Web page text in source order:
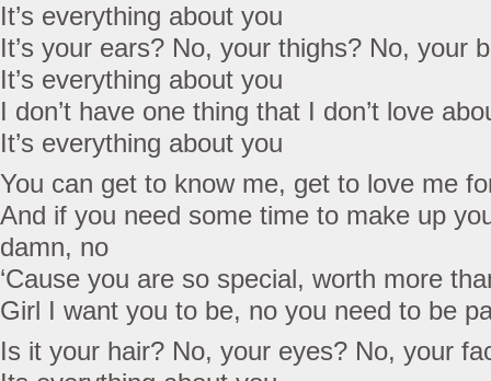
It’s everything about you
It’s your ears? No, your thighs? No, your
It’s everything about you
I don’t have one thing that I don’t love
It’s everything about you
You can get to know me, get to love me
And if you need some time to make up
damn, no
‘Cause you are so special, worth more
Girl I want you to be, no you need to be
Is it your hair? No, your eyes? No, your